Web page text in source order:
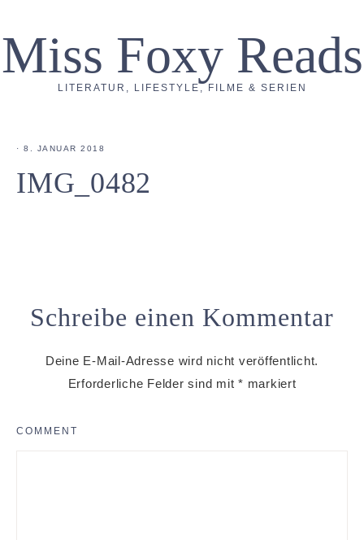
Miss Foxy Reads
LITERATUR, LIFESTYLE, FILME & SERIEN
· 8. JANUAR 2018
IMG_0482
Schreibe einen Kommentar
Deine E-Mail-Adresse wird nicht veröffentlicht.
Erforderliche Felder sind mit * markiert
COMMENT